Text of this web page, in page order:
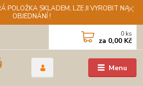
POLOŽKA SKLADEM, LZE JI VYROBIT NA
OBJEDNÁNÍ !
Menu
0 ks
za 0,00 Kč